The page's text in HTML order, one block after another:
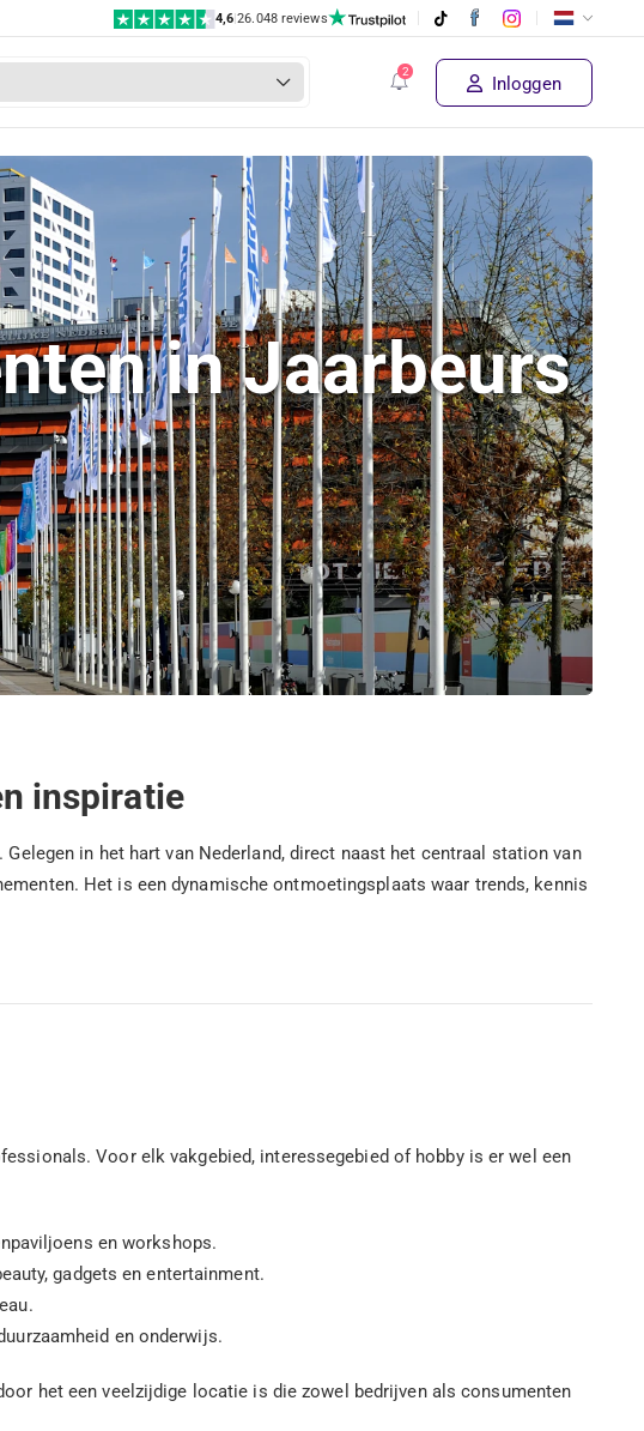
4,6|26.048 reviews
Inloggen
in Jaarbeurs
inspiratie
in het hart van Nederland, direct naast het centraal station van
Het is een dynamische ontmoetingsplaats waar trends, kennis
Voor elk vakgebied, interessegebied of hobby is er wel een
en workshops.
gadgets en entertainment.
en onderwijs.
het een veelzijdige locatie is die zowel bedrijven als consumenten